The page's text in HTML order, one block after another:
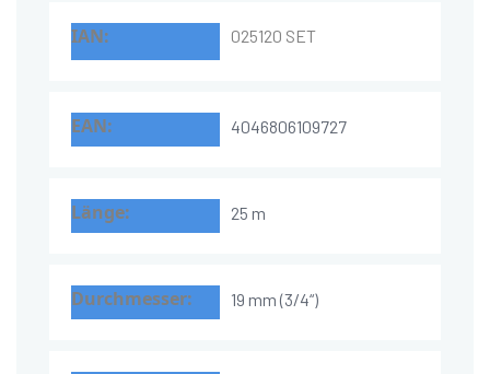
025120 SET
4046806109727
25 m
19 mm (3/4“)